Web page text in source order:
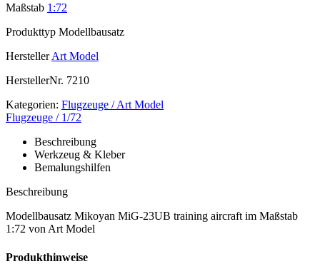
Maßstab 1:72
Produkttyp Modellbausatz
Hersteller Art Model
HerstellerNr. 7210
Kategorien: Flugzeuge / Art Model
Flugzeuge / 1/72
Beschreibung
Werkzeug & Kleber
Bemalungshilfen
Beschreibung
Modellbausatz Mikoyan MiG-23UB training aircraft im Maßstab
1:72 von Art Model
Produkthinweise